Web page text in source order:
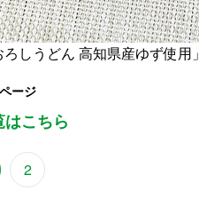
しうどん 高知県産ゆず使用」
ージ
こちら
2